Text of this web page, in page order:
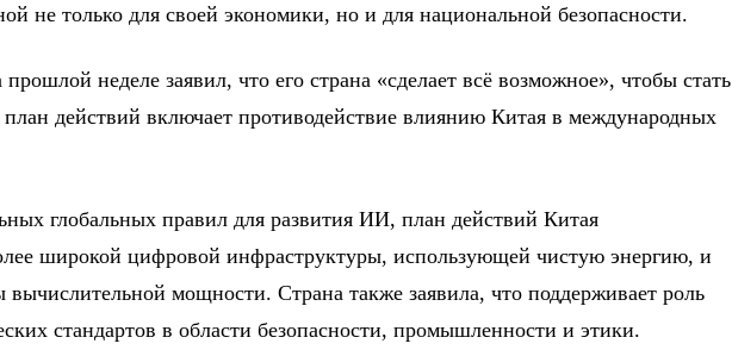
не только для своей экономики, но и для национальной безопасности.
неделе заявил, что его страна «сделает всё возможное», чтобы стать
действий включает противодействие влиянию Китая в международных
глобальных правил для развития ИИ, план действий Китая
широкой цифровой инфраструктуры, использующей чистую энергию, и
мощности. Страна также заявила, что поддерживает роль
стандартов в области безопасности, промышленности и этики.